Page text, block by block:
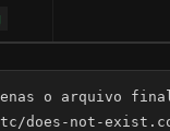
o arquivo
does-not-